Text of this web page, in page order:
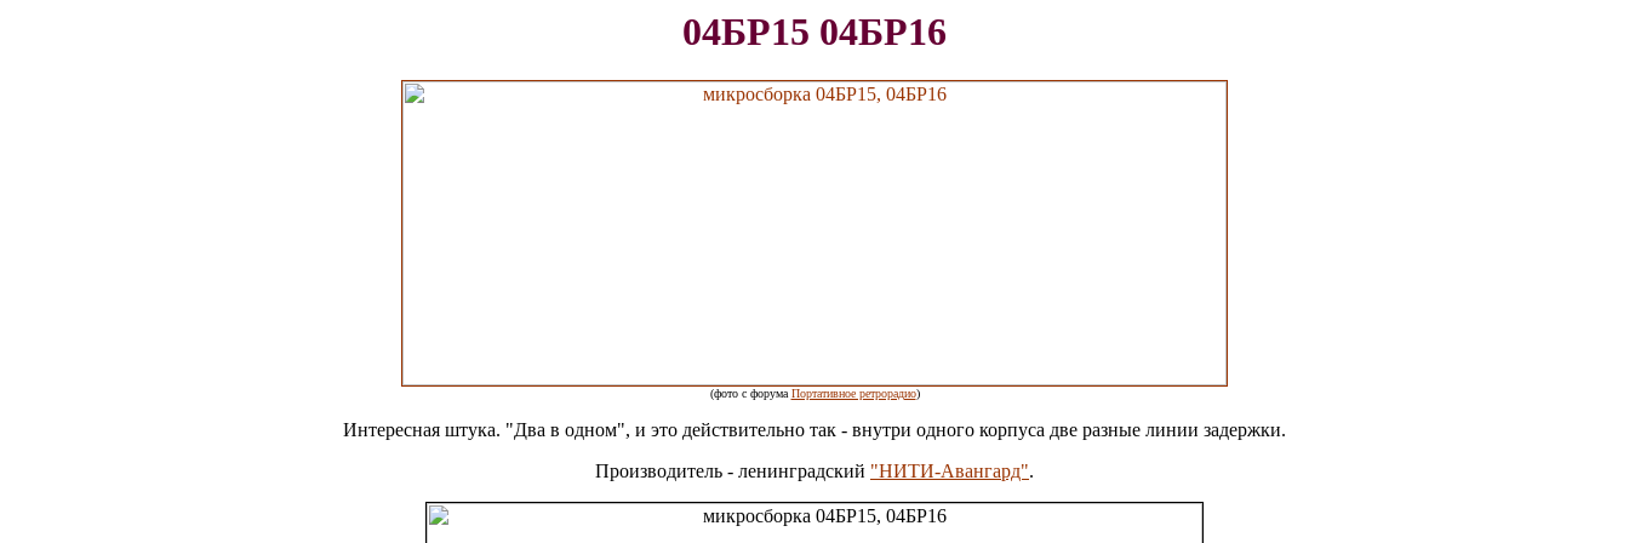
04БР15 04БР16
(фото с форумаПортативное ретрорадио)
Интересная штука. "Два в одном", и это действительно так - внутри одного корпуса две разные линии задержки.
Производитель - ленинградский "НИТИ-Авангард".